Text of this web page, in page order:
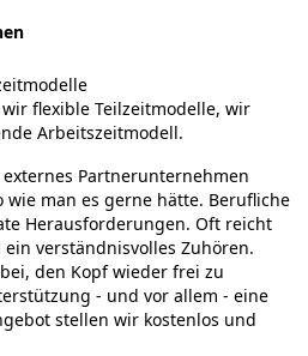
flexible Teilzeitmodelle, wir
Arbeitszeitmodell.
Partnerunternehmen
man es gerne hätte. Berufliche
Herausforderungen. Oft reicht
verständnisvolles Zuhören.
den Kopf wieder frei zu
- und vor allem - eine
stellen wir kostenlos und